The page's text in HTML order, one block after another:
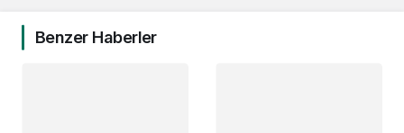
Benzer Haberler